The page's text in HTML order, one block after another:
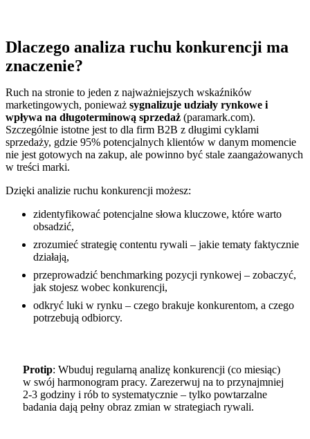
Dlaczego analiza ruchu konkurencji ma
znaczenie?
Ruch na stronie to jeden z najważniejszych wskaźników
marketingowych, ponieważ sygnalizuje udziały rynkowe i
wpływa na długoterminową sprzedaż (paramark.com).
Szczególnie istotne jest to dla firm B2B z długimi cyklami
sprzedaży, gdzie 95% potencjalnych klientów w danym momencie
nie jest gotowych na zakup, ale powinno być stale zaangażowanych
w treści marki.
Dzięki analizie ruchu konkurencji możesz:
zidentyfikować potencjalne słowa kluczowe, które warto
obsadzić,
zrozumieć strategię contentu rywali – jakie tematy faktycznie
działają,
przeprowadzić benchmarking pozycji rynkowej – zobaczyć,
jak stojesz wobec konkurencji,
odkryć luki w rynku – czego brakuje konkurentom, a czego
potrzebują odbiorcy.
Protip: Wbuduj regularną analizę konkurencji (co miesiąc)
w swój harmonogram pracy. Zarezerwuj na to przynajmniej
2-3 godziny i rób to systematycznie – tylko powtarzalne
badania dają pełny obraz zmian w strategiach rywali.